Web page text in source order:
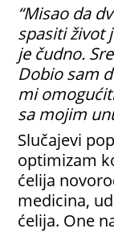
“Misao da
spasiti život
je čudno.
Dobio sam
mi
sa mojim
Slučajevi
optimizam
ćelija
medicina,
ćelija. One